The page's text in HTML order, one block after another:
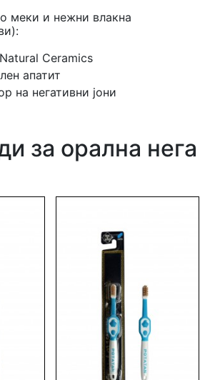
меки и нежни влакна
Ceramics
апатит
на негативни јони
за орална нега